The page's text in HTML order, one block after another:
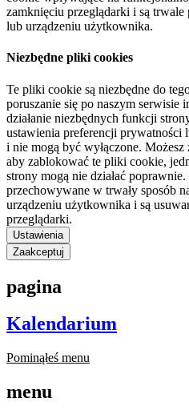
zamknięciu przeglądarki i są
lub urządzeniu użytkownika.
Niezbędne pliki cookies
Te pliki cookie są niezbędne do
poruszanie się po naszym serwisie
działanie niezbędnych funkcji
ustawienia preferencji prywatności
i nie mogą być wyłączone.
aby zablokować te pliki cookie,
strony mogą nie działać
przechowywane w trwały sposób
urządzeniu użytkownika i są
przeglądarki.
Ustawienia
Zaakceptuj
pagina
Kalendarium
Pominąłeś menu
menu